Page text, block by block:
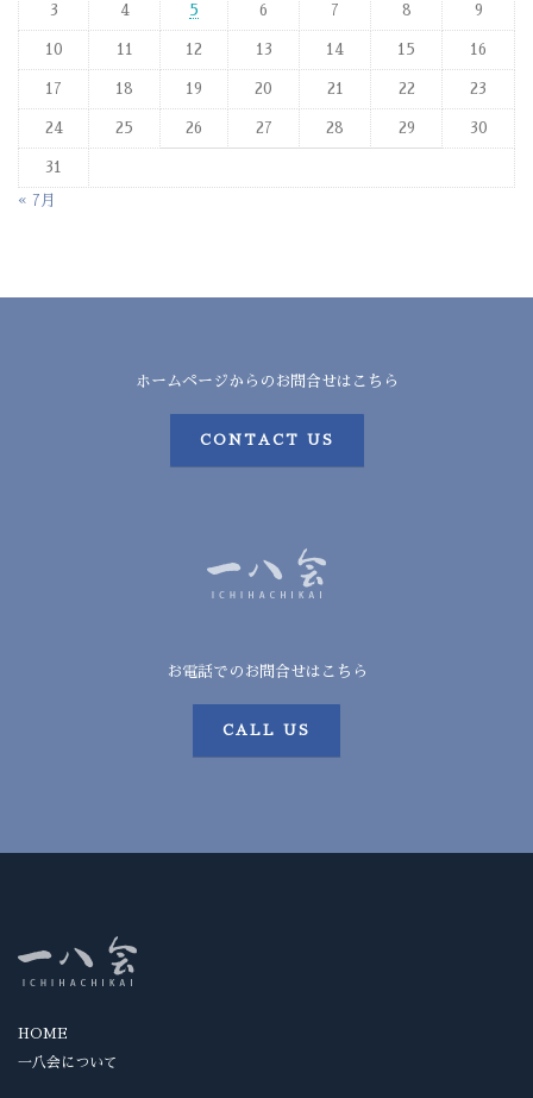
3 4 5 6 7 8 9
10 11 12 13 14 15 16
17 18 19 20 21 22 23
24 25 26 27 28 29 30
31
« 7月
ホームページからのお問合せはこちら
CONTACT US
お電話でのお問合せはこちら
CALL US
HOME
一八会について